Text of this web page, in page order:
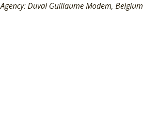
Agency: Duval Guillaume Modem, Belgium